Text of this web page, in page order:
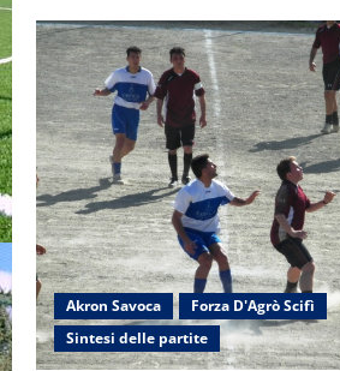
dell’Agrò:
Akron
Savoca
–
ForzaD’AgròScifì
Akron Savoca
Forza D'Agrò Scifì
Sintesi delle partite